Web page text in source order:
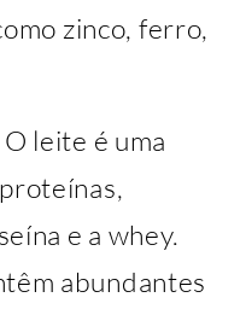
zinco, ferro,
leite é uma
e a whey.
abundantes